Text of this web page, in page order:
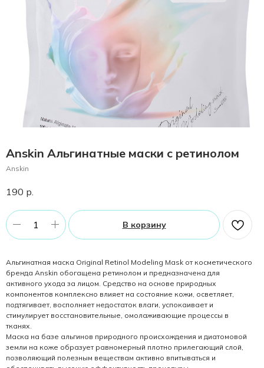
Anskin Альгинатные маски с ретинолом
Anskin
190 р.
В корзину
Альгинатная маска Original Retinol Modeling Mask от косметического
бренда Anskin обогащена ретинолом и предназначена для
активного ухода за лицом. Средство на основе природных
компонентов комплексно влияет на состояние кожи, осветляет,
подтягивает, восполняет недостаток влаги, успокаивает и
стимулирует восстановительные, омолаживающие процессы в
тканях.
Маска на базе альгинов природного происхождения и диатомовой
земли на коже образует равномерный плотно прилегающий слой,
позволяющий полезным веществам активно впитываться и